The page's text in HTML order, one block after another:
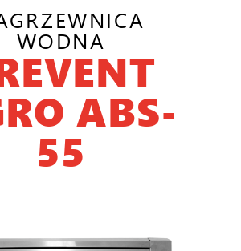
WODNA
ABS-
55